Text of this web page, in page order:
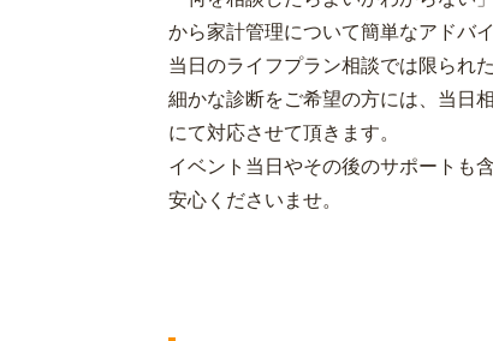
から家計管理について簡単なアドバ
当日のライフプラン相談では限られ
細かな診断をご希望の方には、当日
にて対応させて頂きます。
イベント当日やその後のサポートも
安心くださいませ。